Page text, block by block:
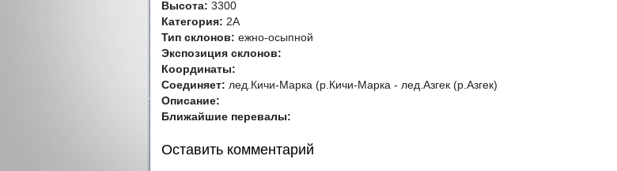
Высота: 3300
Категория: 2А
Тип склонов: ежно-осыпной
Экспозиция склонов:
Координаты:
Соединяет: лед.Кичи-Марка (р.Кичи-Марка - лед.Азгек (р.Азгек)
Описание:
Ближайшие перевалы:
Оставить комментарий